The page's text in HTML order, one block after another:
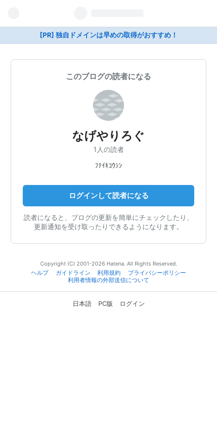
[PR] 独自ドメインは早めの取得がおすすめ！
このブログの読者になる
なげやりろぐ
1人の読者
ﾌﾃｲｷｺｳｼﾝ
ログインして読者になる
読者になると、ブログの更新を簡単にチェックしたり、
更新通知を受け取ったりできるようになります。
Copyright (C) 2001-2026 Hatena. All Rights Reserved.
ヘルプ
ガイドライン 利用規約
プライバシーポリシー
利用者情報の外部送信について
日本語 PC版 ログイン